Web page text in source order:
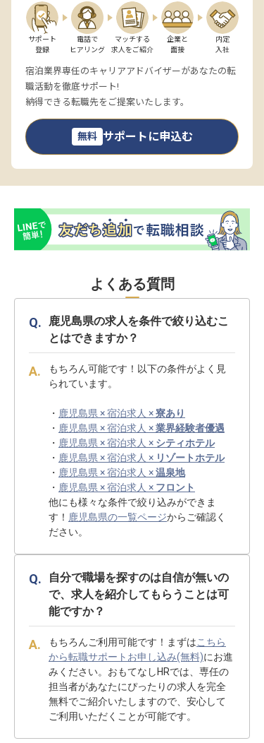
サポート
登録
電話で
ヒアリング
マッチする
求人をご紹介
企業と
面接
内定
入社
宿泊業界専任のキャリアアドバイザーがあなたの転
職活動を徹底サポート!
納得できる転職先をご提案いたします。
無料 サポートに申込む
よくある質問
鹿児島県の求人を条件で絞り込むこ
とはできますか？
もちろん可能です！以下の条件がよく見
られています。
・ 鹿児島県 × 宿泊求人 ×寮あり
・ 鹿児島県 × 宿泊求人 ×業界経験者優遇
・ 鹿児島県 × 宿泊求人 × シティホテル
・ 鹿児島県 × 宿泊求人 × リゾートホテル
・ 鹿児島県 × 宿泊求人 ×温泉地
・ 鹿児島県 × 宿泊求人 × フロント
他にも様々な条件で絞り込みができま
す！ 鹿児島県の一覧ページからご確認く
ださい。
自分で職場を探すのは自信が無いの
で、求人を紹介してもらうことは可
能ですか？
もちろんご利用可能です！まずはこちら
から転職サポートお申し込み(無料)にお進
みください。おもてなしHRでは、専任の
担当者があなたにぴったりの求人を完全
無料でご紹介いたしますので、安心して
ご利用いただくことが可能です。